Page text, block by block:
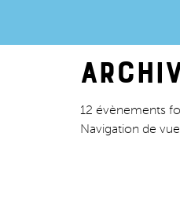
12 évènements
Navigation de